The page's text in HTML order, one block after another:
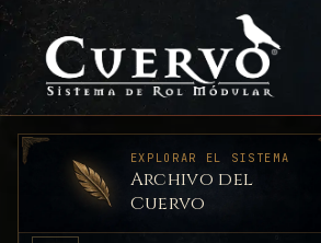
EXPLORAR EL SISTEMA
Archivo del
Cuervo